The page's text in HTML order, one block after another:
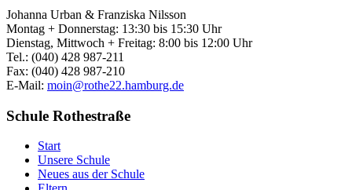
Johanna Urban & Franziska Nilsson
Montag + Donnerstag: 13:30 bis 15:30 Uhr
Dienstag, Mittwoch + Freitag: 8:00 bis 12:00 Uhr
Tel.: (040) 428 987-211
Fax: (040) 428 987-210
E-Mail: moin@rothe22.hamburg.de
Schule Rothestraße
Start
Unsere Schule
Neues aus der Schule